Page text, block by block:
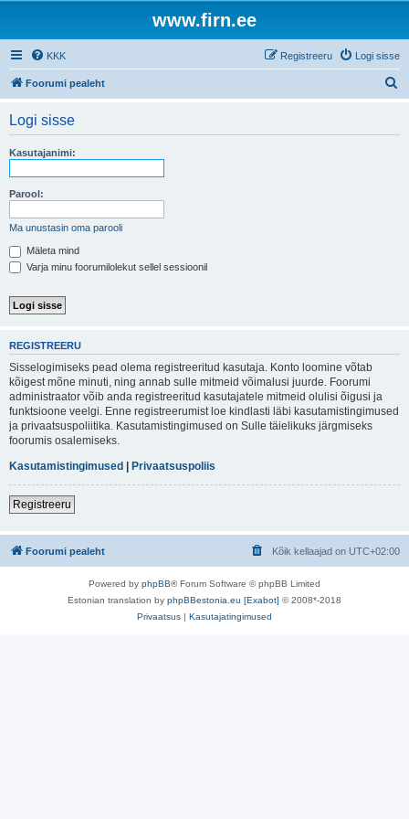
www.firn.ee
KKK Logi sisse
Registreeru
Foorumi pealeht
Logi sisse
Kasutajanimi:
Parool:
Ma unustasin oma parooli
Mäleta mind
Varja minu foorumilolekut sellel sessioonil
REGISTREERU
Sisselogimiseks pead olema registreeritud kasutaja. Konto loomine võtab
kõigest mõne minuti, ning annab sulle mitmeid võimalusi juurde. Foorumi
administraator võib anda registreeritud kasutajatele mitmeid olulisi õigusi ja
funktsioone veelgi. Enne registreerumist loe kindlasti läbi kasutamistingimused
ja privaatsuspoliitika. Kasutamistingimused on Sulle täielikuks järgmiseks
foorumis osalemiseks.
Kasutamistingimused | Privaatsuspoliis
Registreeru
Foorumi pealeht Kõik kellaajad on UTC+02:00
Powered by phpBB® Forum Software © phpBB Limited
Estonian translation by phpBBestonia.eu [Exabot] © 2008*-2018
Privaatsus | Kasutajatingimused